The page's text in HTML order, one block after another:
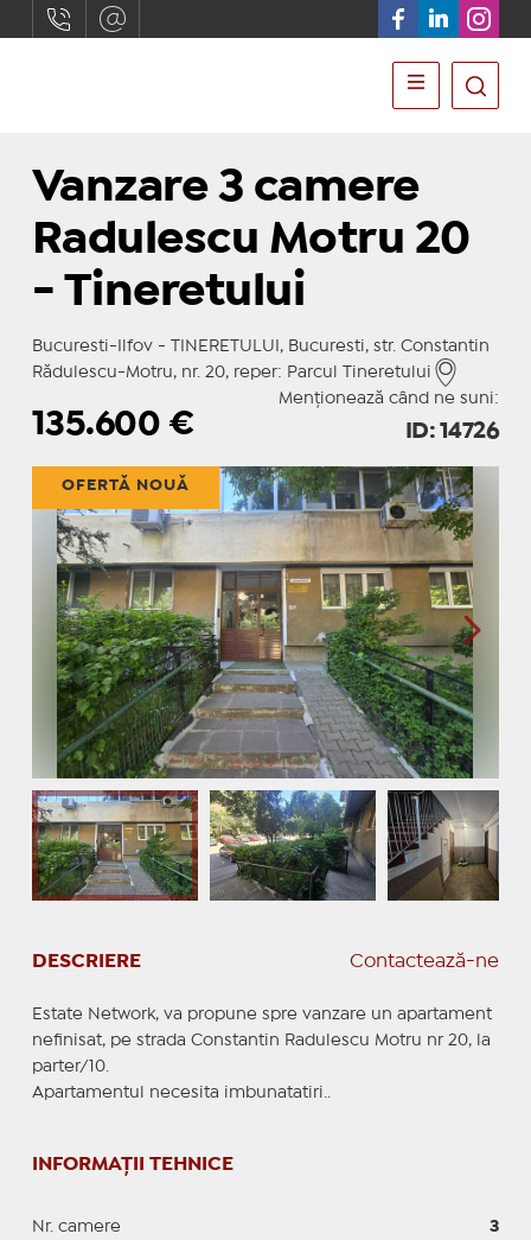
Vanzare 3 camere
Radulescu Motru 20
- Tineretului
Bucuresti-Ilfov - TINERETULUI, Bucuresti, str. Constantin
Rădulescu-Motru, nr. 20, reper: Parcul Tineretului
Menționează când ne suni:
135.600 € ID: 14726
OFERTĂ NOUĂ
DESCRIERE Contactează-ne
Estate Network, va propune spre vanzare un apartament
nefinisat, pe strada Constantin Radulescu Motru nr 20, la
parter/10.
Apartamentul necesita imbunatatiri..
INFORMAȚII TEHNICE
Nr. camere 3